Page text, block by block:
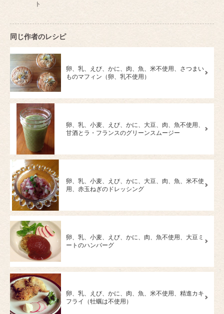
ト
同じ作者のレシピ
卵、乳、えび、かに、肉、魚、米不使用、さつまい
ものマフィン（卵、乳不使用）
卵、乳、小麦、えび、かに、大豆、肉、魚不使用、
甘酒とラ・フランスのグリーンスムージー
卵、乳、小麦、えび、かに、大豆、肉、魚、米不使
用、赤玉ねぎのドレッシング
卵、乳、小麦、えび、かに、肉、魚不使用、大豆ミ
ートのハンバーグ
卵、乳、えび、かに、肉、魚、米不使用、精進カキ
フライ（牡蠣は不使用）